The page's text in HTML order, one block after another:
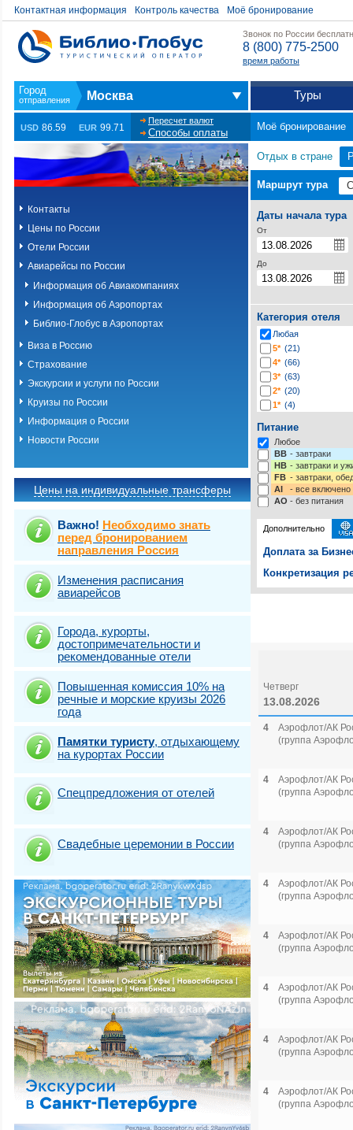
Контактная информация Контроль качества Моё бронирование
Звонок по России
8 (800) 775-2500
время работы
Москва Туры
USD 86.59 EUR 99.71
Пересчет валют
Способы оплаты
Моё бронирование
Контакты
Цены по России
Отели России
Авиарейсы по России
Информация об Авиакомпаниях
Информация об Аэропортах
Библио-Глобус в Аэропортах
Виза в Россию
Страхование
Экскурсии и услуги по России
Круизы по России
Информация о России
Новости России
Цены на индивидуальные трансферы
Важно! Необходимо знать
перед бронированием
направления Россия
Изменения расписания
авиарейсов
Города, курорты,
достопримечательности и
рекомендованные отели
Повышенная комиссия 10% на
речные и морские круизы 2026
года
Памятки туристу, отдыхающему
на курортах России
Спецпредложения от отелей
Свадебные церемонии в России
Отдых в стране
Маршрут тура
Даты начала тура
От
До
Категория отеля
Любая
5* (21)
4* (66)
3* (63)
2* (20)
1* (4)
Питание
Любое
BB - завтраки
HB - завтраки и
FB - завтраки,
AI
- все включено
AO - без питания
Дополнительно
Доплата за
Конкретизация
Четверг
13.08.2026
4
Аэрофлот/АК
(группа
4
Аэрофлот/АК
(группа
4
Аэрофлот/АК
(группа
4
Аэрофлот/АК
(группа
4
Аэрофлот/АК
(группа
4
Аэрофлот/АК
(группа
4
Аэрофлот/АК
(группа
4
Аэрофлот/АК
(группа